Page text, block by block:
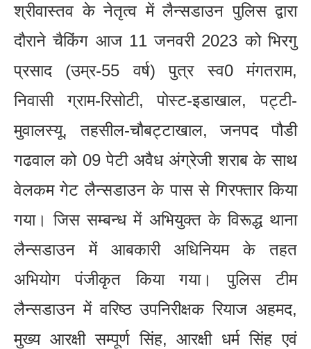
श्रीवास्तव के नेतृत्व में लैन्सडाउन पुलिस द्वारा
दौराने चैकिंग आज 11 जनवरी 2023 को भिरगु
प्रसाद (उम्र-55 वर्ष) पुत्र स्व0 मंगतराम,
निवासी ग्राम-रिसोटी, पोस्ट-इडाखाल, पट्टी-
मुवालस्यू, तहसील-चौबट्टाखाल, जनपद पौडी
गढवाल को 09 पेटी अवैध अंग्रेजी शराब के साथ
वेलकम गेट लैन्सडाउन के पास से गिरफ्तार किया
गया। जिस सम्बन्ध में अभियुक्त के विरूद्ध थाना
लैन्सडाउन में आबकारी अधिनियम के तहत
अभियोग पंजीकृत किया गया। पुलिस टीम
लैन्सडाउन में वरिष्ठ उपनिरीक्षक रियाज अहमद,
मुख्य आरक्षी सम्पूर्ण सिंह, आरक्षी धर्म सिंह एवं